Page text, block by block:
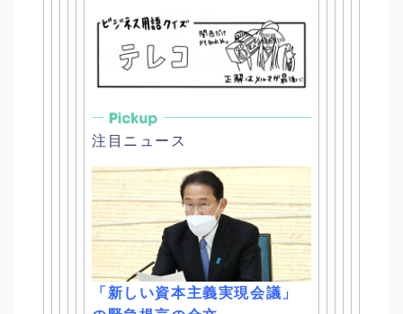
注目ニュース
「新しい資本主義実現会議」